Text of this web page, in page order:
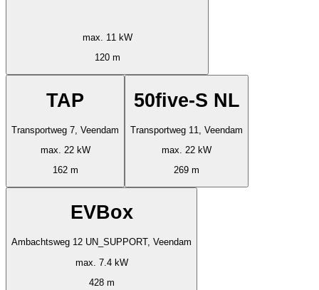
max. 11 kW
120 m
TAP
Transportweg 7, Veendam
max. 22 kW
162 m
50five-S NL
Transportweg 11, Veendam
max. 22 kW
269 m
EVBox
Ambachtsweg 12 UN_SUPPORT, Veendam
max. 7.4 kW
428 m